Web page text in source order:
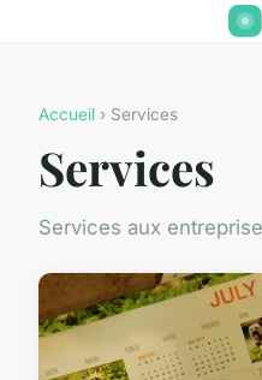
Accueil › Services
Services
Services aux